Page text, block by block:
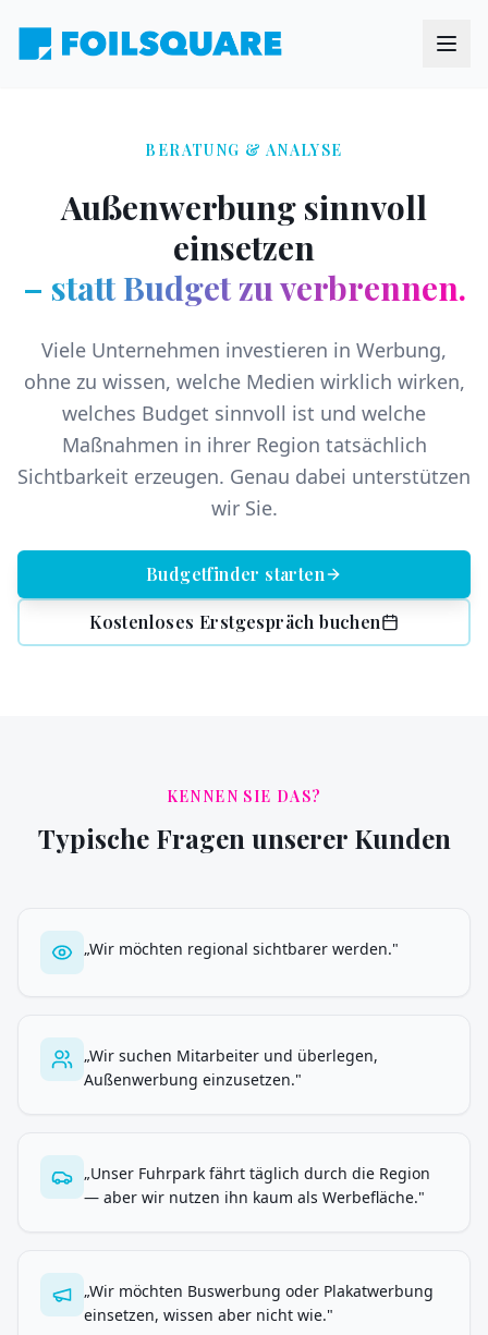
BERATUNG & ANALYSE
Außenwerbung sinnvoll
einsetzen
– statt Budget zu verbrennen.
Viele Unternehmen investieren in Werbung,
ohne zu wissen, welche Medien wirklich wirken,
welches Budget sinnvoll ist und welche
Maßnahmen in ihrer Region tatsächlich
Sichtbarkeit erzeugen. Genau dabei unterstützen
wir Sie.
Budgetfinder starten
Kostenloses Erstgespräch buchen
KENNEN SIE DAS?
Typische Fragen unserer Kunden
„Wir möchten regional sichtbarer werden."
„Wir suchen Mitarbeiter und überlegen,
Außenwerbung einzusetzen."
„Unser Fuhrpark fährt täglich durch die Region
— aber wir nutzen ihn kaum als Werbefläche."
„Wir möchten Buswerbung oder Plakatwerbung
einsetzen, wissen aber nicht wie."